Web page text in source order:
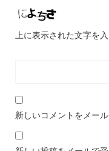
上に表示された文字を入
新しいコメントをメー